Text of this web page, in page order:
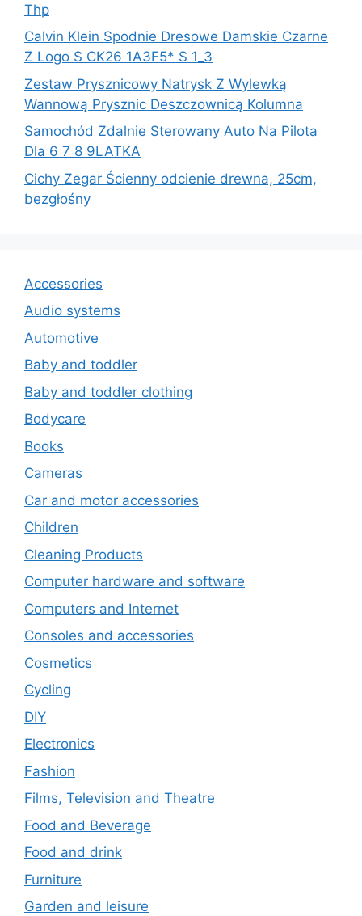
Thp
Calvin Klein Spodnie Dresowe Damskie Czarne
Z Logo S CK26 1A3F5* S 1_3
Zestaw Prysznicowy Natrysk Z Wylewką
Wannową Prysznic Deszczownicą Kolumna
Samochód Zdalnie Sterowany Auto Na Pilota
Dla 6 7 8 9LATKA
Cichy Zegar Ścienny odcienie drewna, 25cm,
bezgłośny
Accessories
Audio systems
Automotive
Baby and toddler
Baby and toddler clothing
Bodycare
Books
Cameras
Car and motor accessories
Children
Cleaning Products
Computer hardware and software
Computers and Internet
Consoles and accessories
Cosmetics
Cycling
DIY
Electronics
Fashion
Films, Television and Theatre
Food and Beverage
Food and drink
Furniture
Garden and leisure